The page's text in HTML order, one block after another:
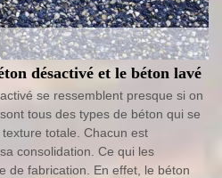
désactivé et le béton lavé
se ressemblent presque si on
tous des types de béton qui se
totale. Chacun est
consolidation. Ce qui les
de fabrication. En effet, le béton